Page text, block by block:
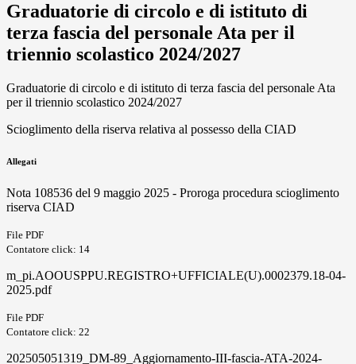
Graduatorie di circolo e di istituto di
terza fascia del personale Ata per il
triennio scolastico 2024/2027
Graduatorie di circolo e di istituto di terza fascia del personale Ata
per il triennio scolastico 2024/2027
Scioglimento della riserva relativa al possesso della CIAD
Allegati
Nota 108536 del 9 maggio 2025 - Proroga procedura scioglimento
riserva CIAD
File PDF
Contatore click: 14
m_pi.AOOUSPPU.REGISTRO+UFFICIALE(U).0002379.18-04-
2025.pdf
File PDF
Contatore click: 22
202505051319_DM-89_Aggiornamento-III-fascia-ATA-2024-